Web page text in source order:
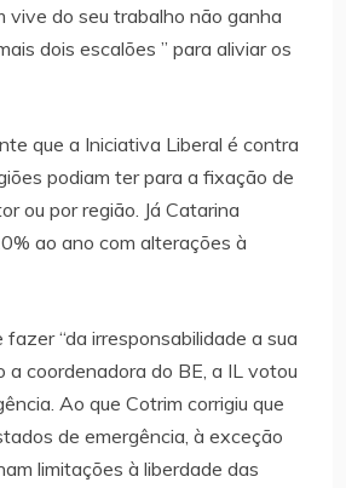
vive do seu trabalho não ganha
dois escalões ” para aliviar os
que a Iniciativa Liberal é contra
podiam ter para a fixação de
ou por região. Já Catarina
ao ano com alterações à
“da irresponsabilidade a sua
a coordenadora do BE, a IL votou
Ao que Cotrim corrigiu que
de emergência, à exceção
limitações à liberdade das